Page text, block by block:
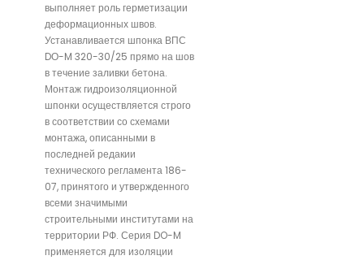
выполняет роль герметизации
деформационных швов.
Устанавливается шпонка ВПС
DО-M 320-30/25 прямо на шов
в течение заливки бетона.
Монтаж гидроизоляционной
шпонки осуществляется строго
в соответствии со схемами
монтажа, описанными в
последней редакии
технического регламента 186-
07, принятого и утвержденного
всеми значимыми
строительными институтами на
территории РФ. Серия DO-M
применяется для изоляции